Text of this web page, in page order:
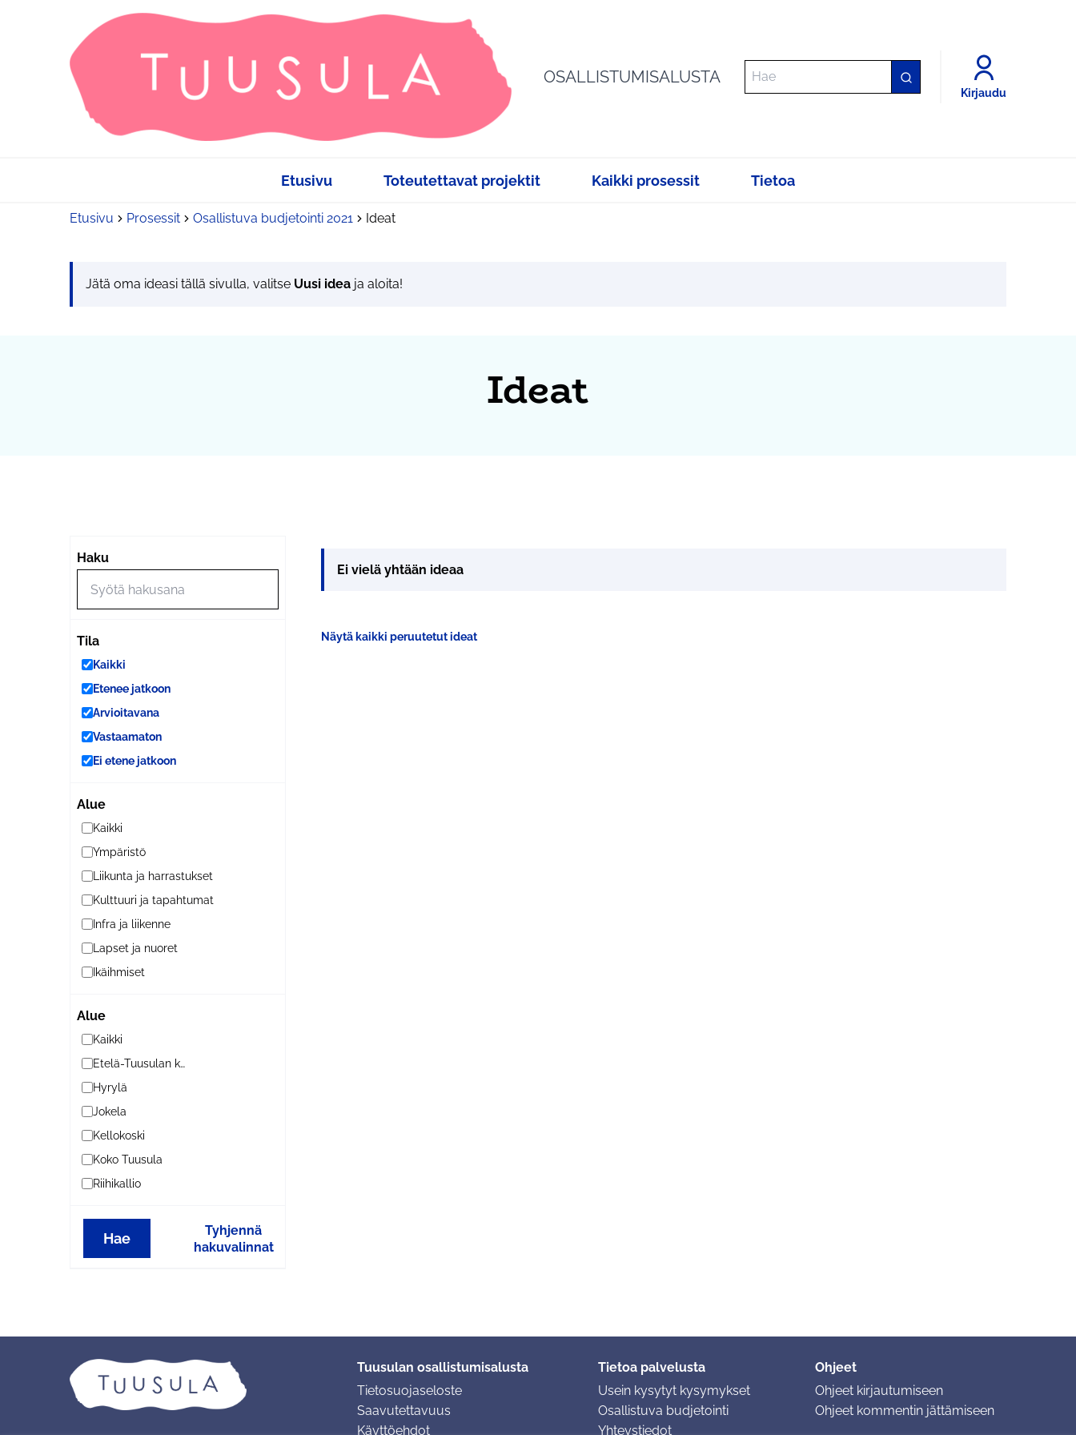
OSALLISTUMISALUSTA
Kirjaudu
Etusivu Toteutettavat projektit Kaikki prosessit Tietoa
Etusivu Prosessit Osallistuva budjetointi 2021 Ideat
Jätä oma ideasi tällä sivulla, valitse Uusi idea ja aloita!
Ideat
Haku
Tila
Kaikki
Etenee jatkoon
Arvioitavana
Vastaamaton
Ei etene jatkoon
Alue
Kaikki
Ympäristö
Liikunta ja harrastukset
Kulttuuri ja tapahtumat
Infra ja liikenne
Lapset ja nuoret
Ikäihmiset
Alue
Kaikki
Etelä-Tuusulan kylät
Hyrylä
Jokela
Kellokoski
Koko Tuusula
Riihikallio
Hae
Tyhjennä
hakuvalinnat
Ei vielä yhtään ideaa
Näytä kaikki peruutetut ideat
Tuusulan osallistumisalusta
Tietosuojaseloste
Saavutettavuus
Käyttöehdot
Tietoa palvelusta
Usein kysytyt kysymykset
Osallistuva budjetointi
Yhteystiedot
Ohjeet
Ohjeet kirjautumiseen
Ohjeet kommentin jättämiseen